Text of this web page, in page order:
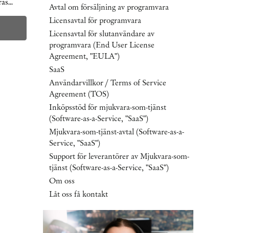
Avtal om försäljning av programvara
Licensavtal för programvara
Licensavtal för slutanvändare av
programvara (End User License
Agreement, "EULA")
SaaS
Användarvillkor / Terms of Service
Agreement (TOS)
Inköpsstöd för mjukvara-som-tjänst
(Software-as-a-Service, "SaaS")
Mjukvara-som-tjänst-avtal (Software-as-a-
Service, "SaaS")
Support för leverantörer av Mjukvara-som-
tjänst (Software-as-a-Service, "SaaS")
Om oss
Låt oss få kontakt